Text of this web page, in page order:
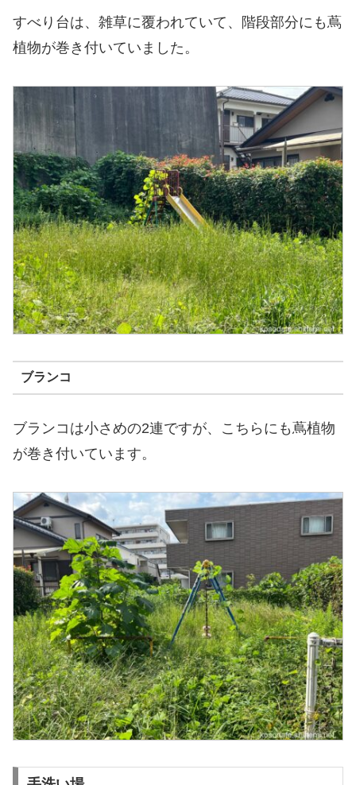
すべり台は、雑草に覆われていて、階段部分にも蔦
植物が巻き付いていました。
ブランコ
ブランコは小さめの2連ですが、こちらにも蔦植物
が巻き付いています。